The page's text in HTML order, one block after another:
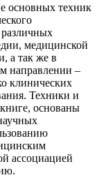
основных техник
медицинской
а так же в
направлении –
клинических
Техники и
основаны
ассоциацией